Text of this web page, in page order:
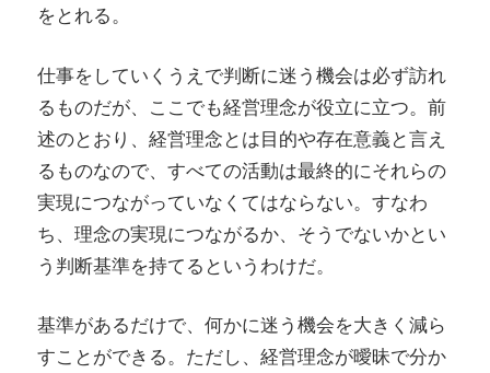
をとれる。
仕事をしていくうえで判断に迷う機会は必ず訪れ
るものだが、ここでも経営理念が役立に立つ。前
述のとおり、経営理念とは目的や存在意義と言え
るものなので、すべての活動は最終的にそれらの
実現につながっていなくてはならない。すなわ
ち、理念の実現につながるか、そうでないかとい
う判断基準を持てるというわけだ。
基準があるだけで、何かに迷う機会を大きく減ら
すことができる。ただし、経営理念が曖昧で分か